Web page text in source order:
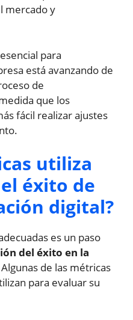
mercado y
para
está avanzando de
de
que los
fácil realizar ajustes
utiliza
éxito de
digital?
es un paso
del éxito en la
de las métricas
para evaluar su